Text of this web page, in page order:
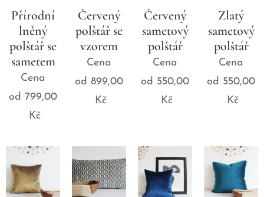
Přírodní
lněný
polštář se
sametem
Cena
od 799,00
Kč
Červený
polštář se
vzorem
Cena
od 899,00
Kč
Červený
sametový
polštář
Cena
od 550,00
Kč
Zlatý
sametový
polštář
Cena
od 550,00
Kč